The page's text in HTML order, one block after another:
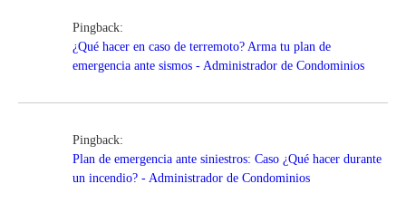
Pingback:
¿Qué hacer en caso de terremoto? Arma tu plan de
emergencia ante sismos - Administrador de Condominios
Pingback:
Plan de emergencia ante siniestros: Caso ¿Qué hacer durante
un incendio? - Administrador de Condominios